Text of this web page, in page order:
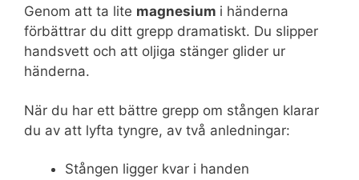
Genom att ta lite magnesium i händerna
förbättrar du ditt grepp dramatiskt. Du slipper
handsvett och att oljiga stänger glider ur
händerna.
När du har ett bättre grepp om stången klarar
du av att lyfta tyngre, av två anledningar:
Stången ligger kvar i handen